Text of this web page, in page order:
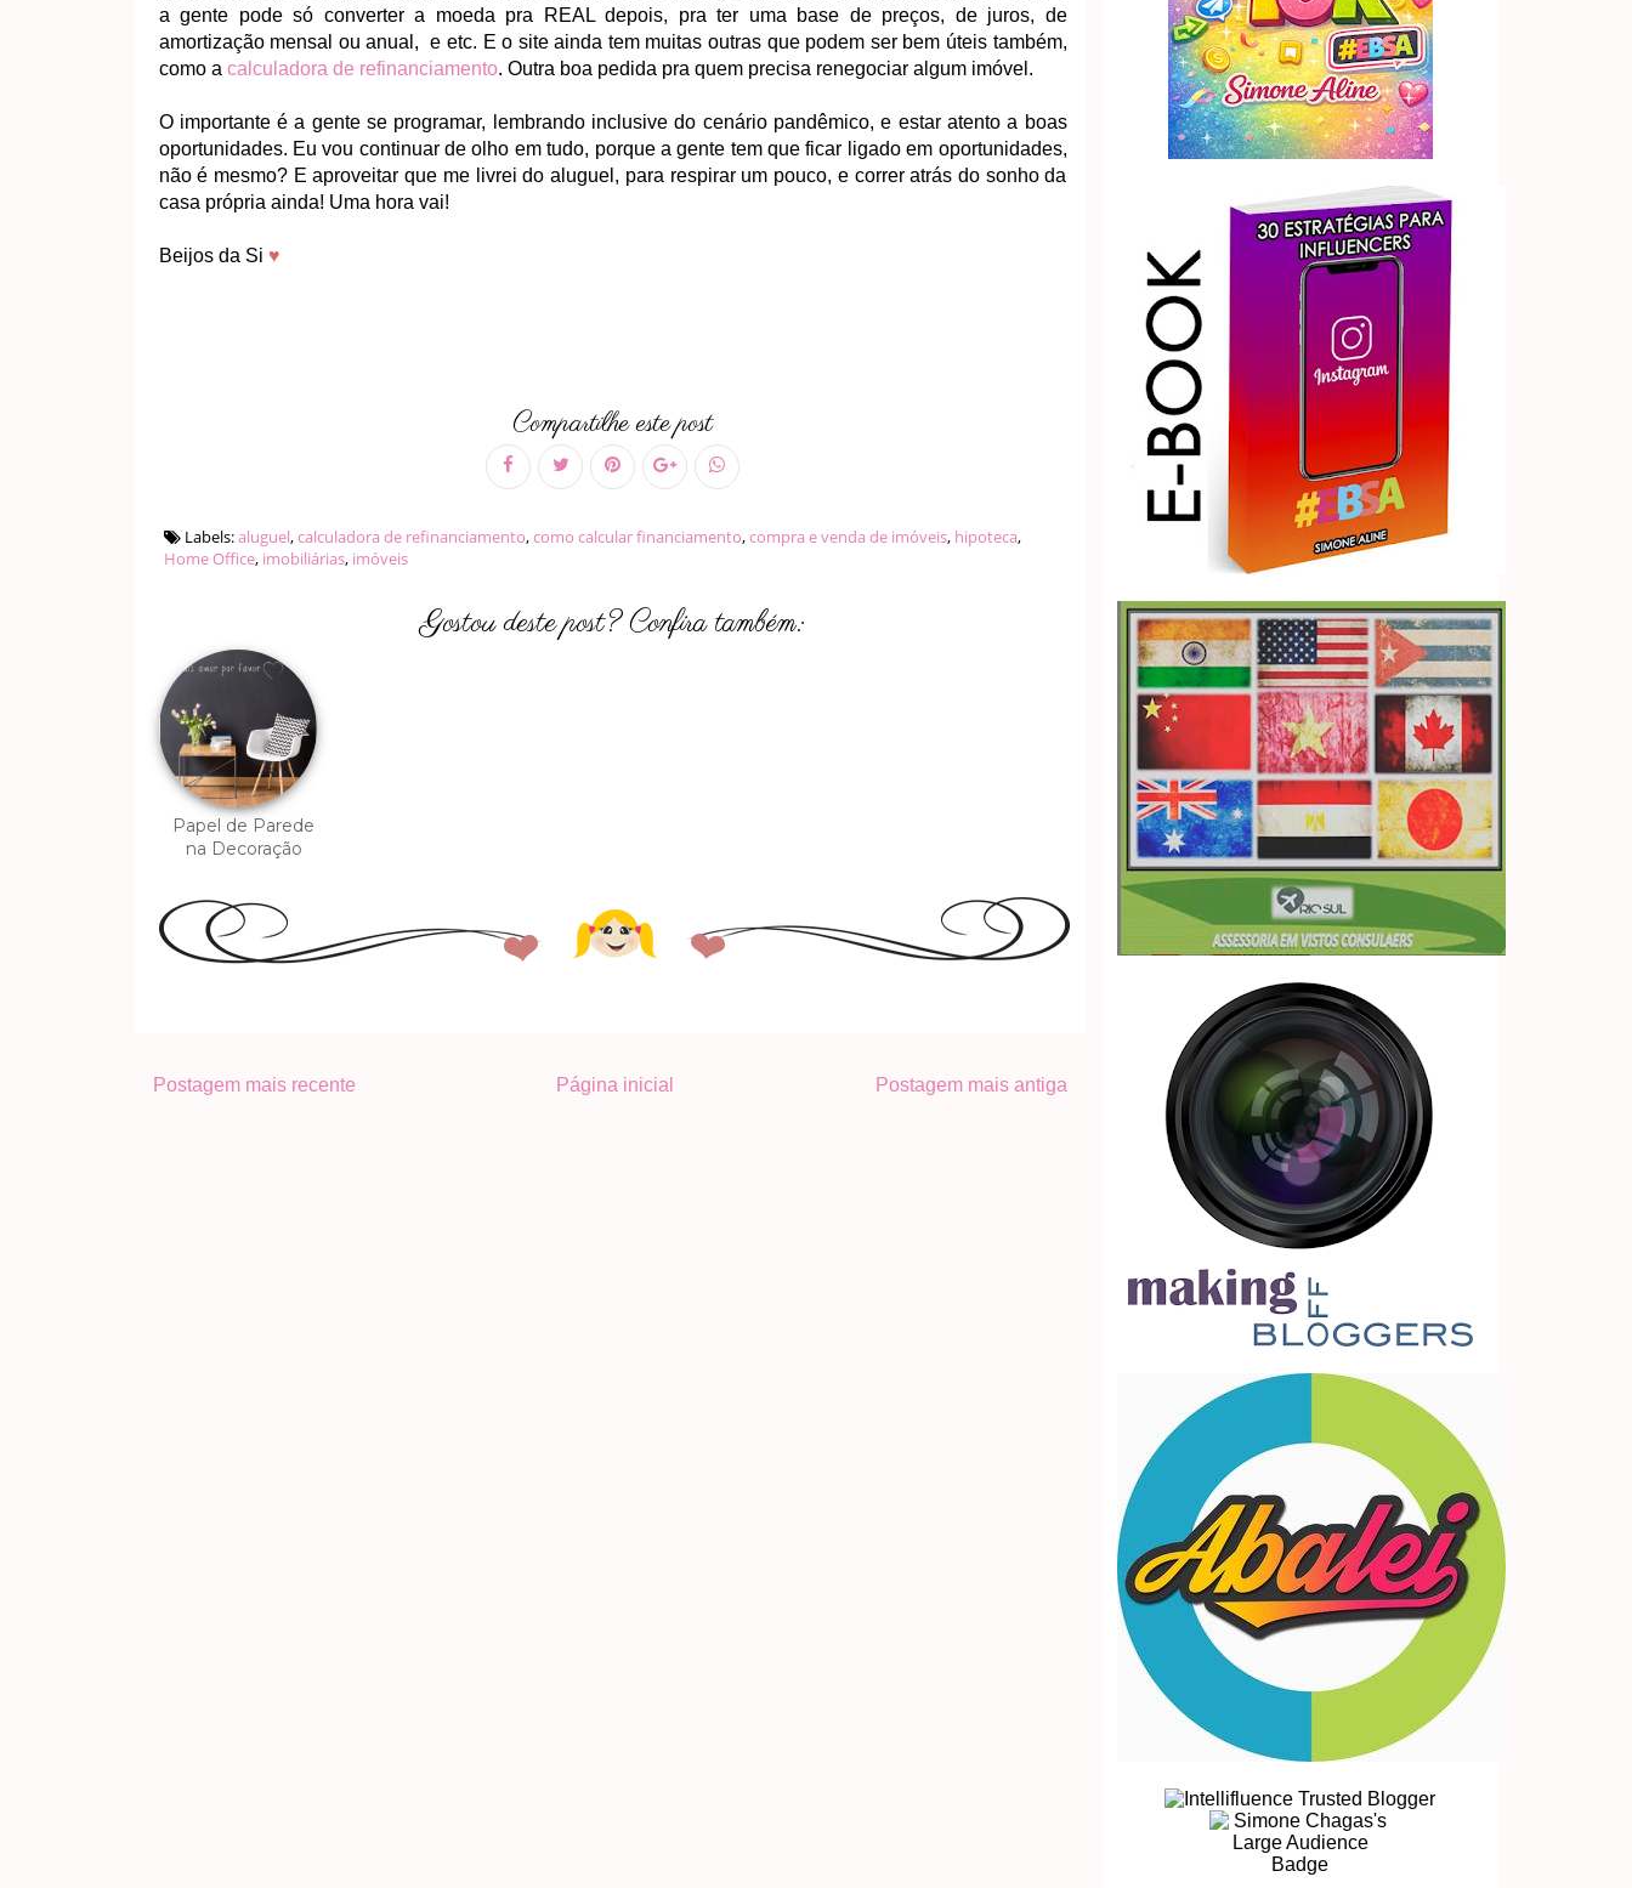
a gente pode só converter a moeda pra REAL depois, pra ter uma base de preços, de juros, de
amortização mensal ou anual, e etc. E o site ainda tem muitas outras que podem ser bem úteis também,
como a calculadora de refinanciamento. Outra boa pedida pra quem precisa renegociar algum imóvel.
O importante é a gente se programar, lembrando inclusive do cenário pandêmico, e estar atento a boas
oportunidades. Eu vou continuar de olho em tudo, porque a gente tem que ficar ligado em oportunidades,
não é mesmo? E aproveitar que me livrei do aluguel, para respirar um pouco, e correr atrás do sonho da
casa própria ainda! Uma hora vai!
Beijos da Si ♥
Compartilhe este post
Labels:aluguel,calculadora de refinanciamento,como calcular financiamento,compra e venda de imóveis, hipoteca,
Home Office, imobiliárias, imóveis
Gostou deste post? Confira também:
Papel de Parede
na Decoração
Postagem mais recente Postagem mais antiga
Página inicial